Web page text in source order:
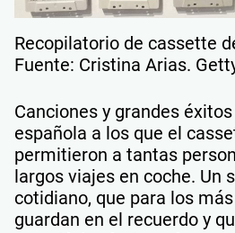
Recopilatorio de cassette
Fuente: Cristina Arias.
Canciones y grandes
española a los que el
permitieron a tantas
largos viajes en coche. Un
cotidiano, que para los
guardan en el recuerdo y